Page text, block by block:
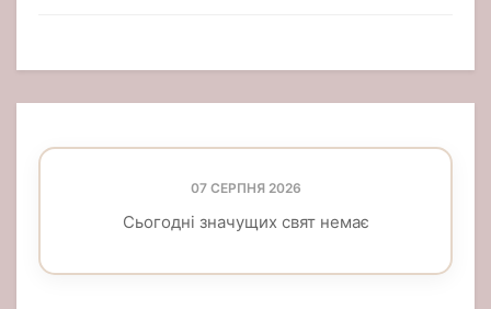
07 СЕРПНЯ 2026
Сьогодні значущих свят немає